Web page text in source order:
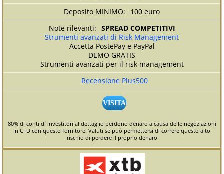
100 euro
SPREAD COMPETITIVI
Strumenti avanzati di Risk Management
Accetta PostePay e PayPal
DEMO GRATIS
Strumenti avanzati per il risk management
Recensione Plus500
VISITA
80% di conti di investitori al dettaglio perdono denaro a causa delle negoziazioni
in CFD con questo fornitore. Valuti se può permettersi di correre questo alto
rischio di perdere il proprio denaro